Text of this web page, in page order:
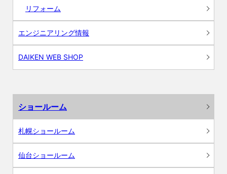
リフォーム
エンジニアリング情報
DAIKEN WEB SHOP
ショールーム
札幌ショールーム
仙台ショールーム